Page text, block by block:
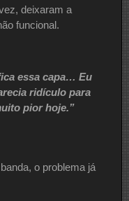
deixaram a
funcional.
essa capa… Eu
ridículo para
pior hoje.”
o problema já